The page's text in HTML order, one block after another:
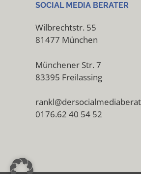
SOCIAL MEDIA BERATER
Wilbrechtstr. 55
81477 München
Münchener Str. 7
83395 Freilassing
0176.62 40 54 52